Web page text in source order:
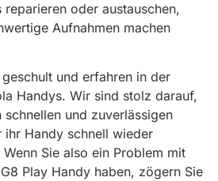
oder austauschen,
Aufnahmen machen
und erfahren in der
Handys. Wir sind stolz darauf,
schnellen und zuverlässigen
ihr Handy schnell wieder
Sie also ein Problem mit
Play Handy haben, zögern Sie